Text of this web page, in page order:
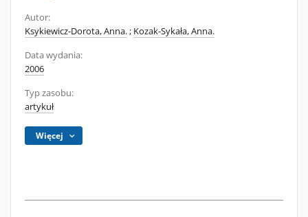
Autor:
Ksykiewicz-Dorota, Anna.; Kozak-Sykała, Anna.
Data wydania:
2006
Typ zasobu:
artykuł
Więcej